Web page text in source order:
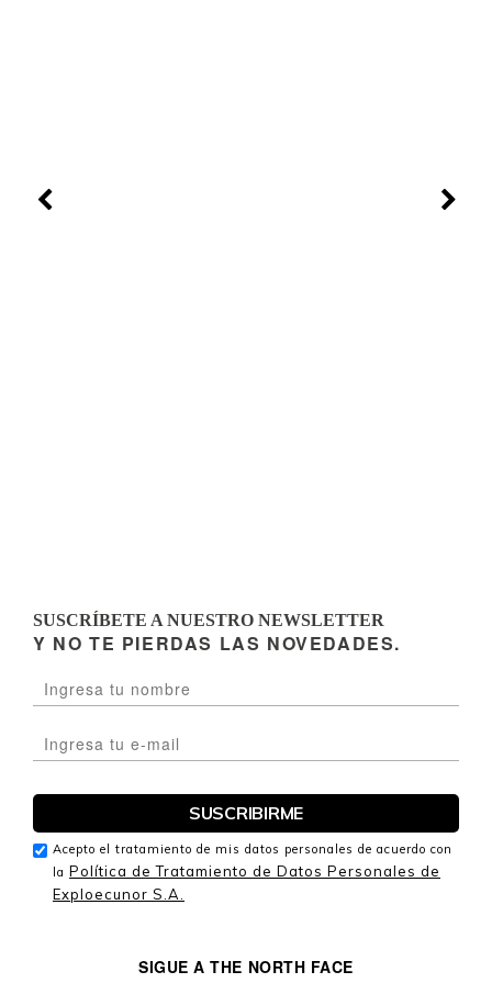
SIGUE A THE NORTH FACE
SUSCRÍBETE A NUESTRO NEWSLETTER
Y NO TE PIERDAS LAS NOVEDADES.
Acepto el tratamiento de mis datos personales de acuerdo con
la Política de Tratamiento de Datos Personales de
Exploecunor S.A.